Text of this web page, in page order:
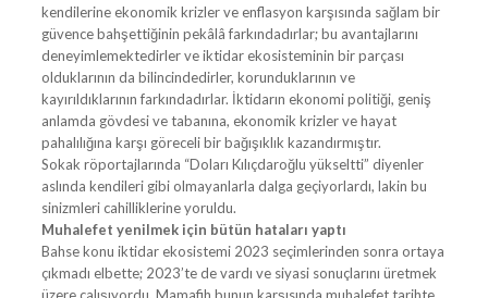
kendilerine ekonomik krizler ve enflasyon karşısında sağlam bir
güvence bahşettiğinin pekâlâ farkındadırlar; bu avantajlarını
deneyimlemektedirler ve iktidar ekosisteminin bir parçası
olduklarının da bilincindedirler, korunduklarının ve
kayırıldıklarının farkındadırlar. İktidarın ekonomi politiği, geniş
anlamda gövdesi ve tabanına, ekonomik krizler ve hayat
pahalılığına karşı göreceli bir bağışıklık kazandırmıştır.
Sokak röportajlarında “Doları Kılıçdaroğlu yükseltti” diyenler
aslında kendileri gibi olmayanlarla dalga geçiyorlardı, lakin bu
sinizmleri cahilliklerine yoruldu.
Muhalefet yenilmek için bütün hataları yaptı
Bahse konu iktidar ekosistemi 2023 seçimlerinden sonra ortaya
çıkmadı elbette; 2023’te de vardı ve siyasi sonuçlarını üretmek